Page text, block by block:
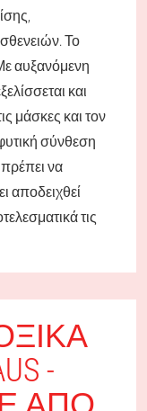
Το
αυξανόμενη
και
μάσκες και τον
σύνθεση
πρέπει να
αποδειχθεί
τις
-